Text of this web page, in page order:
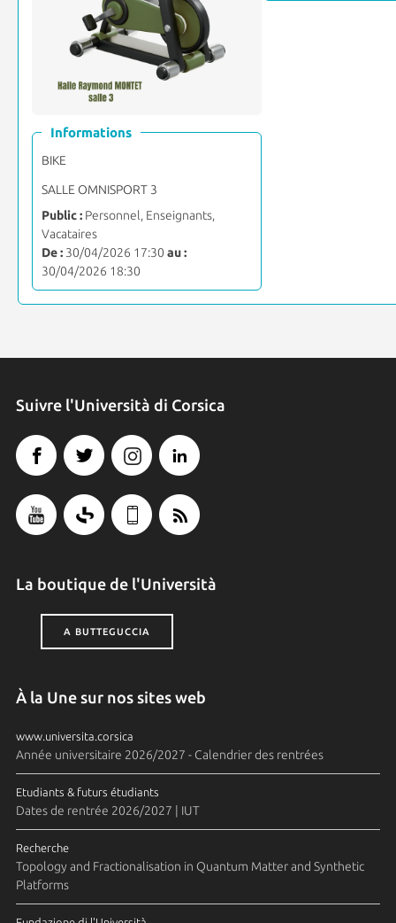
Informations
BIKE
SALLE OMNISPORT 3
Public :Personnel, Enseignants,
Vacataires
De :30/04/2026 17:30 au :
30/04/2026 18:30
Suivre l'Università di Corsica
La boutique de l'Università
A BUTTEGUCCIA
À la Une sur nos sites web
www.universita.corsica
Année universitaire 2026/2027 - Calendrier des rentrées
Etudiants & futurs étudiants
Dates de rentrée 2026/2027 | IUT
Recherche
Topology and Fractionalisation in Quantum Matter and Synthetic
Platforms